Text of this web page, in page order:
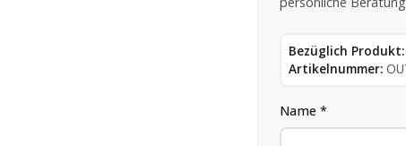
Bezüglich Produkt:
Artikelnummer:
Name *